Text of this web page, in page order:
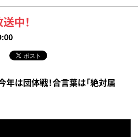
中！
年は団体戦！合言葉は「絶対届